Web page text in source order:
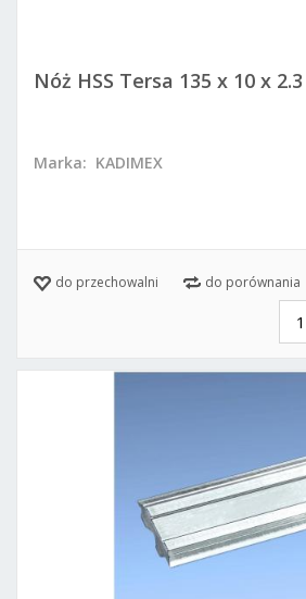
Nóż HSS Tersa 135 x 10 x
Marka: KADIMEX
do przechowalni do porównania